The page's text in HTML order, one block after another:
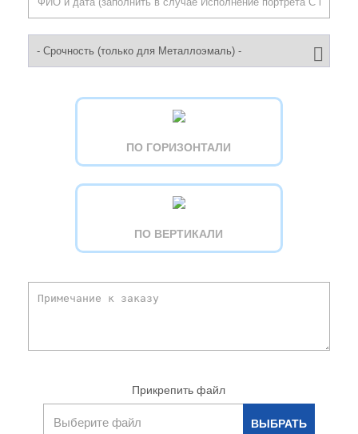
ПО ГОРИЗОНТАЛИ
ПО ВЕРТИКАЛИ
Прикрепить файл